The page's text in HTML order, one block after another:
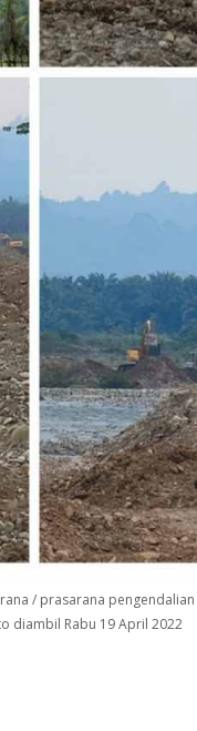
/ prasarana
diambil Rabu 19 April 2022